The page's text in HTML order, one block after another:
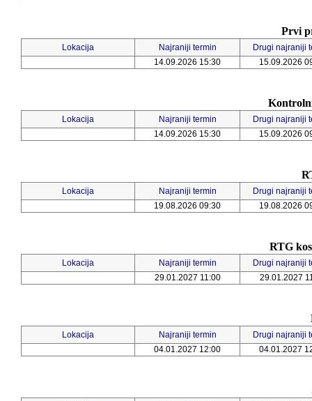
Prvi
Lokacija Najraniji termin
Drugi najraniji
14.09.2026 15:30
15.09.2026
Lokacija Najraniji termin
Drugi najraniji
14.09.2026 15:30
15.09.2026
Lokacija Najraniji termin
Drugi najraniji
19.08.2026 09:30
19.08.2026
RTG
Lokacija Najraniji termin
Drugi najraniji
29.01.2027 11:00
29.01.2027
Lokacija Najraniji termin
Drugi najraniji
04.01.2027 12:00
04.01.2027